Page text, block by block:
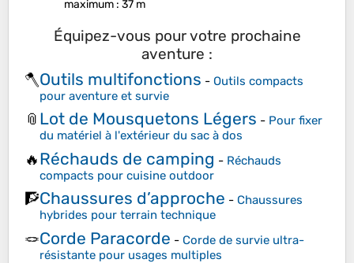
maximum : 37 m
Équipez-vous pour votre prochaine
aventure :
🪓Outils multifonctions - Outils compacts
pour aventure et survie
📎 Lot de Mousquetons Légers - Pour fixer
du matériel à l'extérieur du sac à dos
🔥Réchauds de camping - Réchauds
compacts pour cuisine outdoor
🧗Chaussures d’approche - Chaussures
hybrides pour terrain technique
🪢Corde Paracorde - Corde de survie ultra-
résistante pour usages multiples